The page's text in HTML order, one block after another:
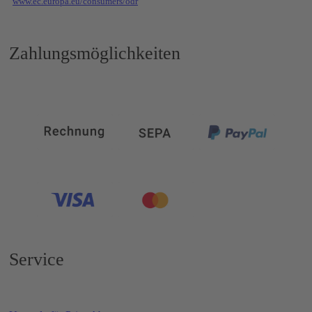
Zahlungsmöglichkeiten
Service